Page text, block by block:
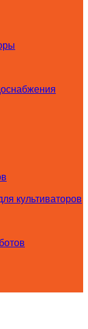
культиваторов